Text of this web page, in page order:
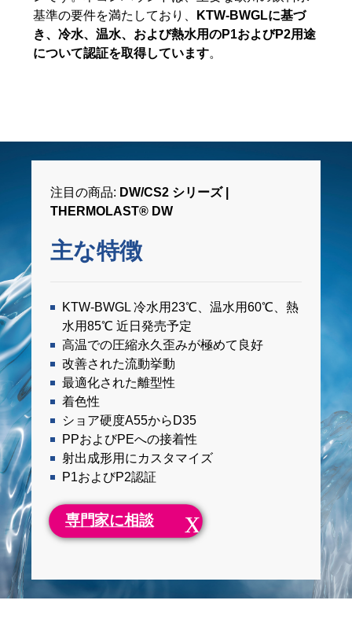
基準の要件を満たしており、
KTW-BWGLに基づ
き、冷水、温水、および熱水用のP1およびP2用途
について認証を取得しています。
注目の商品: DW/CS2 シリーズ |
THERMOLAST® DW
主な特徴
KTW-BWGL 冷水用23℃、温水用60℃、熱
水用85℃ 近日発売予定
高温での圧縮永久歪みが極めて良好
改善された流動挙動
最適化された離型性
着色性
ショア硬度A55からD35
PPおよびPEへの接着性
射出成形用にカスタマイズ
P1およびP2認証
専門家に相談